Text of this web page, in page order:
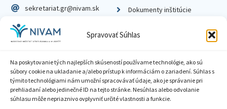
Spravovať Súhlas
Na poskytovanie tých najlepších skúseností používame technológie, ako sú
súbory cookie na ukladanie a/alebo prístup k informáciám o zariadení. Súhlas s
týmito technológiami nám umožní spracovávať údaje, ako je správanie pri
prehliadaní alebo jedinečné ID na tejto stránke. Nesúhlas alebo odvolanie
súhlasu môže nepriaznivo ovplyvniť určité vlastnosti a funkcie.
sekretariat.gr@nivam.sk
IČO: 00164348
DIČ: 2020798714
Dokumenty inštitúcie
Zásady ochrany súkromia